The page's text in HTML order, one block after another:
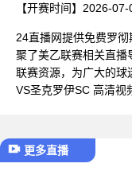
【开赛时间】 2026-07-
24直播网提供免费罗
聚了美乙联赛相关直播
联赛资源，为广大的球
VS圣克罗伊SC 高清视
更多直播